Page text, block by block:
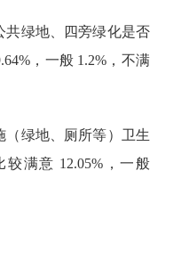
共绿地、四旁绿化是否
，一般 1.2%，不满
（绿地、厕所等）卫生
满意 12.05%，一般